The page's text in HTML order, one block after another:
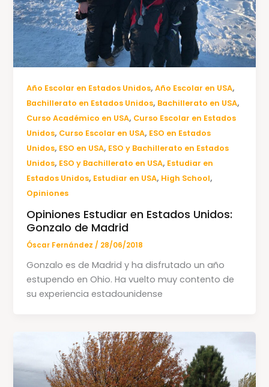
Año Escolar en Estados Unidos,Año Escolar en USA,
Bachillerato en Estados Unidos, Bachillerato en USA,
Curso Académico en USA, Curso Escolar en Estados
Unidos, Curso Escolar en USA, ESO en Estados
Unidos, ESO en USA, ESO y Bachillerato en Estados
Unidos, ESO y Bachillerato en USA, Estudiar en
Estados Unidos, Estudiar en USA, High School,
Opiniones
Opiniones Estudiar en Estados Unidos:
Gonzalo de Madrid
Óscar Fernández/ 28/06/2018
Gonzalo es de Madrid y ha disfrutado un año
estupendo en Ohio. Ha vuelto muy contento de
su experiencia estadounidense